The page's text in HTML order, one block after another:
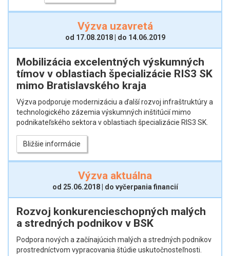
Výzva uzavretá
od 17.08.2018 | do 14.06.2019
Mobilizácia excelentných výskumných
tímov v oblastiach špecializácie RIS3 SK
mimo Bratislavského kraja
Výzva podporuje modernizáciu a ďalší rozvoj infraštruktúry a
technologického zázemia výskumných inštitúcií mimo
podnikateľského sektora v oblastiach špecializácie RIS3 SK.
Bližšie informácie
Výzva aktuálna
od 25.06.2018 | do vyčerpania financií
Rozvoj konkurencieschopných malých
a stredných podnikov v BSK
Podpora nových a začínajúcich malých a stredných podnikov
prostredníctvom vypracovania štúdie uskutočnosteľnosti.